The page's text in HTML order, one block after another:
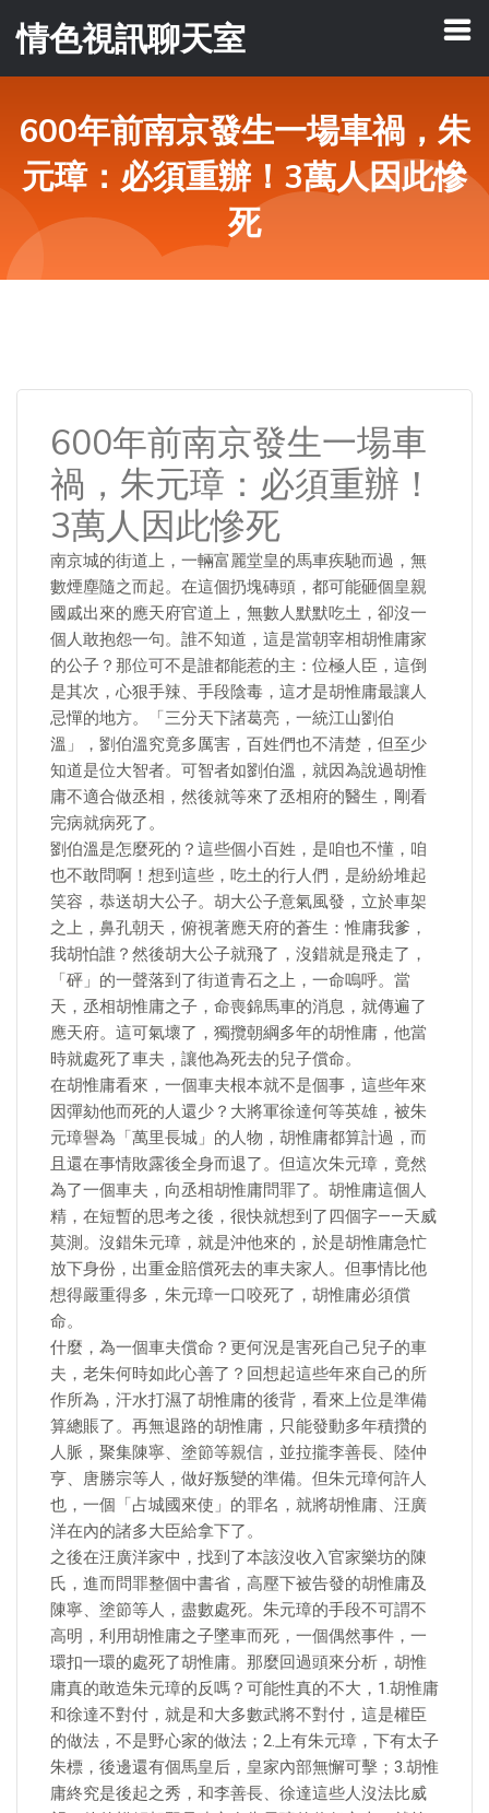
情色視訊聊天室
600年前南京發生一場車禍，朱
元璋：必須重辦！3萬人因此慘
死
600年前南京發生一場車
禍，朱元璋：必須重辦！
3萬人因此慘死
南京城的街道上，一輛富麗堂皇的馬車疾馳而過，無
數煙塵隨之而起。在這個扔塊磚頭，都可能砸個皇親
國戚出來的應天府官道上，無數人默默吃土，卻沒一
個人敢抱怨一句。誰不知道，這是當朝宰相胡惟庸家
的公子？那位可不是誰都能惹的主：位極人臣，這倒
是其次，心狠手辣、手段陰毒，這才是胡惟庸最讓人
忌憚的地方。「三分天下諸葛亮，一統江山劉伯
溫」，劉伯溫究竟多厲害，百姓們也不清楚，但至少
知道是位大智者。可智者如劉伯溫，就因為說過胡惟
庸不適合做丞相，然後就等來了丞相府的醫生，剛看
完病就病死了。
劉伯溫是怎麼死的？這些個小百姓，是咱也不懂，咱
也不敢問啊！想到這些，吃土的行人們，是紛紛堆起
笑容，恭送胡大公子。胡大公子意氣風發，立於車架
之上，鼻孔朝天，俯視著應天府的蒼生：惟庸我爹，
我胡怕誰？然後胡大公子就飛了，沒錯就是飛走了，
「砰」的一聲落到了街道青石之上，一命嗚呼。當
天，丞相胡惟庸之子，命喪錦馬車的消息，就傳遍了
應天府。這可氣壞了，獨攬朝綱多年的胡惟庸，他當
時就處死了車夫，讓他為死去的兒子償命。
在胡惟庸看來，一個車夫根本就不是個事，這些年來
因彈劾他而死的人還少？大將軍徐達何等英雄，被朱
元璋譽為「萬里長城」的人物，胡惟庸都算計過，而
且還在事情敗露後全身而退了。但這次朱元璋，竟然
為了一個車夫，向丞相胡惟庸問罪了。胡惟庸這個人
精，在短暫的思考之後，很快就想到了四個字——天威
莫測。沒錯朱元璋，就是沖他來的，於是胡惟庸急忙
放下身份，出重金賠償死去的車夫家人。但事情比他
想得嚴重得多，朱元璋一口咬死了，胡惟庸必須償
命。
什麼，為一個車夫償命？更何況是害死自己兒子的車
夫，老朱何時如此心善了？回想起這些年來自己的所
作所為，汗水打濕了胡惟庸的後背，看來上位是準備
算總賬了。再無退路的胡惟庸，只能發動多年積攢的
人脈，聚集陳寧、塗節等親信，並拉攏李善長、陸仲
亨、唐勝宗等人，做好叛變的準備。但朱元璋何許人
也，一個「占城國來使」的罪名，就將胡惟庸、汪廣
洋在內的諸多大臣給拿下了。
之後在汪廣洋家中，找到了本該沒收入官家樂坊的陳
氏，進而問罪整個中書省，高壓下被告發的胡惟庸及
陳寧、塗節等人，盡數處死。朱元璋的手段不可謂不
高明，利用胡惟庸之子墜車而死，一個偶然事件，一
環扣一環的處死了胡惟庸。那麼回過頭來分析，胡惟
庸真的敢造朱元璋的反嗎？可能性真的不大，1.胡惟庸
和徐達不對付，就是和大多數武將不對付，這是權臣
的做法，不是野心家的做法；2.上有朱元璋，下有太子
朱標，後邊還有個馬皇后，皇家內部無懈可擊；3.胡惟
庸終究是後起之秀，和李善長、徐達這些人沒法比威